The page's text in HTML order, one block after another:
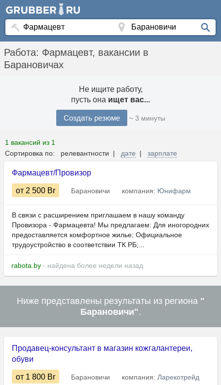
Работа: Фармацевт, вакансии в
Барановичах
Не ищите работу,
пусть она ищет вас...
Создать резюме ~ 3 минуты
1 вакансий из 1
Сортировка по: релевантности | дате | зарплате
Фармацевт/Провизор
от 2 500 Br Барановичи компания: Юнифарм
В связи с расширением приглашаем в нашу команду
Провизора - Фармацевта! Мы предлагаем: Для иногородних
предоставляется комфортное жилье; Официальное
трудоустройство в соответствии ТК РБ;...
rabota.by - найдена более недели назад
Ниже представлены результаты из региона "
Барановичи".
Продавец-консультант в магазин кожгалантереи,
обуви
от 1 800 Br Барановичи компания: Ларекотрейд